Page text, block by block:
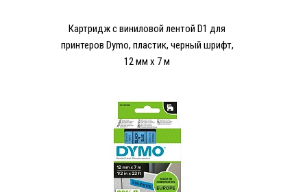
Картридж с виниловой лентой D1 для
принтеров Dymo, пластик, черный шрифт,
12 мм х 7 м